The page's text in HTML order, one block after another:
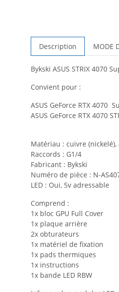
Description MODE
Bykski ASUS STRIX 4070
Convient pour :
ASUS GeForce RTX 4070
ASUS GeForce RTX 4070
Matériau : cuivre
Raccords : G1/4
Fabricant : Bykski
Numéro de pièce : N-
LED : Oui, 5v adressable
Comprend :
1x bloc GPU Full Cover
1x plaque arrière
2x obturateurs
1x matériel de fixation
1x pads thermiques
1x instructions
1x bande LED RBW